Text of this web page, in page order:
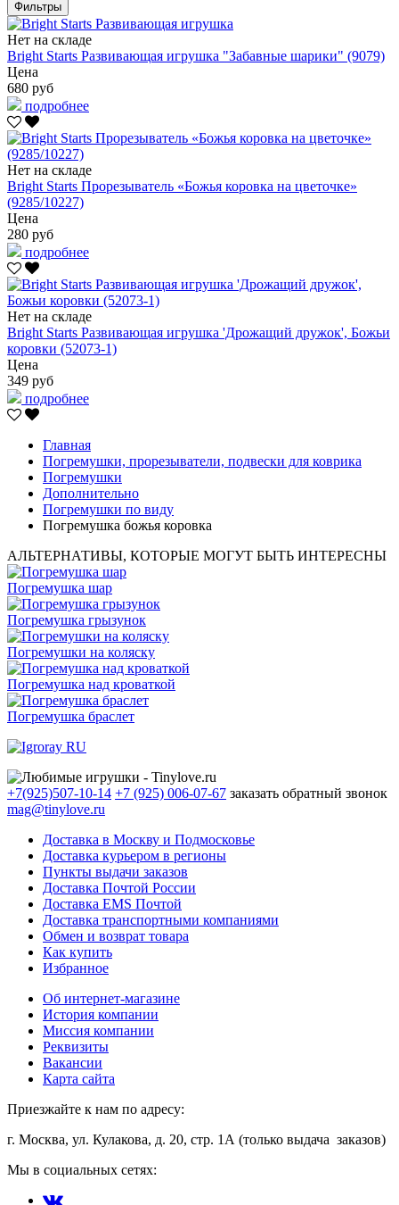
Фильтры
Нет на складе
Bright Starts Развивающая игрушка "Забавные шарики" (9079)
Цена
680 руб
подробнее
Нет на складе
Bright Starts Прорезыватель «Божья коровка на цветочке»
(9285/10227)
Цена
280 руб
подробнее
Нет на складе
Bright Starts Развивающая игрушка 'Дрожащий дружок', Божьи
коровки (52073-1)
Цена
349 руб
подробнее
Главная
Погремушки, прорезыватели, подвески для коврика
Погремушки
Дополнительно
Погремушки по виду
Погремушка божья коровка
АЛЬТЕРНАТИВЫ, КОТОРЫЕ МОГУТ БЫТЬ ИНТЕРЕСНЫ
Погремушка шар
Погремушка грызунок
Погремушки на коляску
Погремушка над кроваткой
Погремушка браслет
+7(925)507-10-14 +7 (925) 006-07-67 заказать обратный звонок
mag@tinylove.ru
Доставка в Москву и Подмосковье
Доставка курьером в регионы
Пункты выдачи заказов
Доставка Почтой России
Доставка EMS Почтой
Доставка транспортными компаниями
Обмен и возврат товара
Как купить
Избранное
Об интернет-магазине
История компании
Миссия компании
Реквизиты
Вакансии
Карта сайта
Приезжайте к нам по адресу:
г. Москва, ул. Кулакова, д. 20, стр. 1А (только выдача заказов)
Мы в социальных сетях: